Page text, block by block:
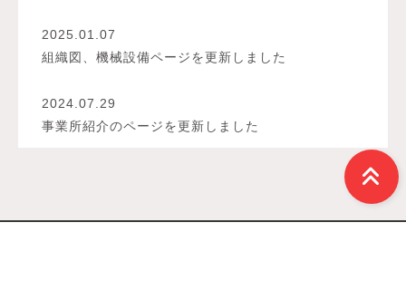
2025.01.07
組織図、機械設備ページを更新しました
2024.07.29
事業所紹介のページを更新しました